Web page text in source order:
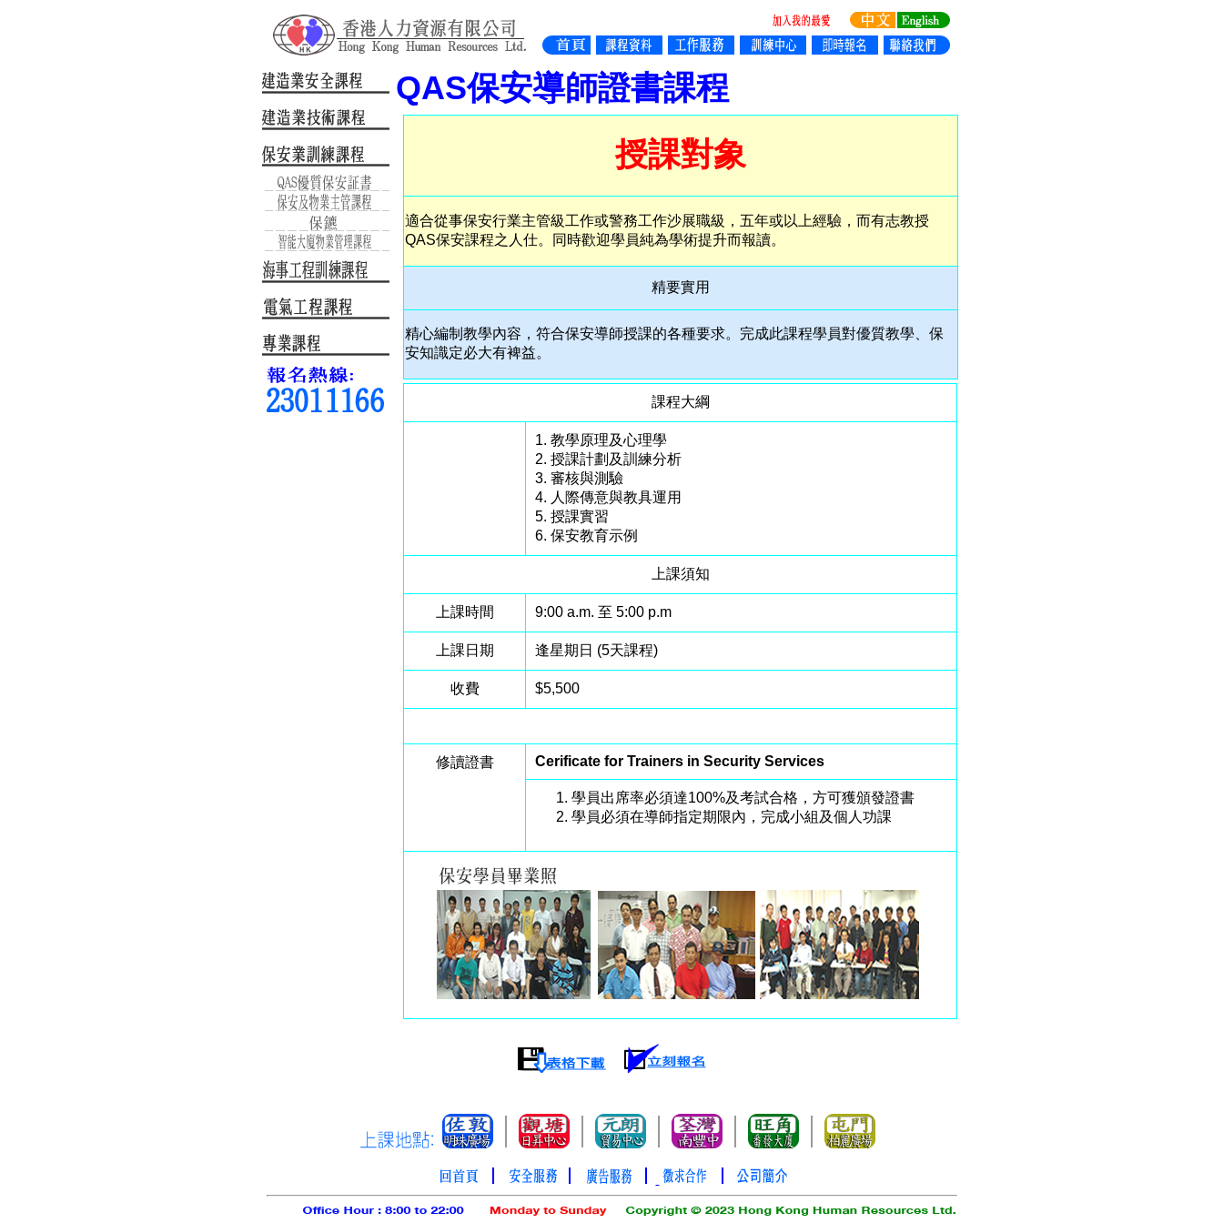
QAS保安導師證書課程
授課對象
適合從事保安行業主管級工作或警務工作沙展職級，五年或以上經驗，而有志教授
QAS保安課程之人仕。同時歡迎學員純為學術提升而報讀。
精要實用
精心編制教學內容，符合保安導師授課的各種要求。完成此課程學員對優質教學、保
安知識定必大有裨益。
課程大綱
1. 教學原理及心理學
2. 授課計劃及訓練分析
3. 審核與測驗
4. 人際傳意與教具運用
5. 授課實習
6. 保安教育示例
上課須知
上課時間 9:00 a.m. 至 5:00 p.m
上課日期 逢星期日 (5天課程)
收費 $5,500
修讀證書 Cerificate for Trainers in Security Services
學員出席率必須達100%及考試合格，方可獲頒發證書
學員必須在導師指定期限內，完成小組及個人功課